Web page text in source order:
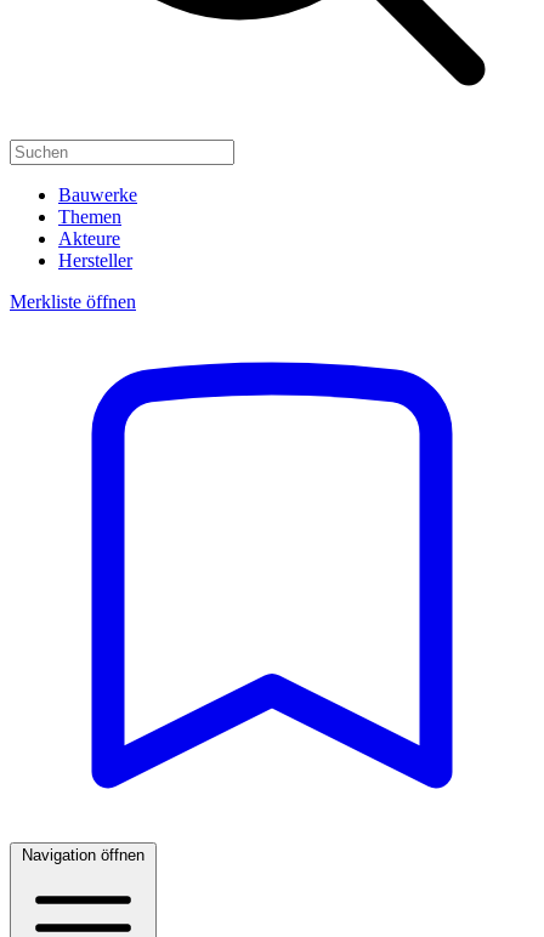
Bauwerke
Themen
Akteure
Hersteller
Merkliste öffnen
Navigation öffnen